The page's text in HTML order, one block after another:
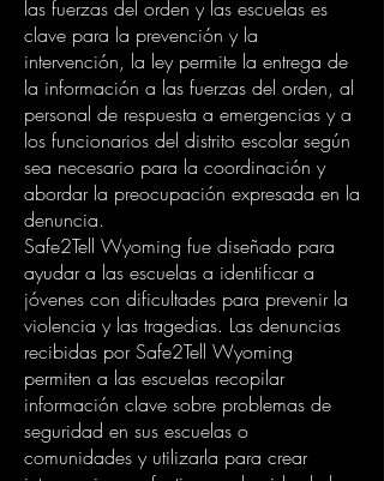
las fuerzas del orden y las escuelas es
clave para la prevención y la
intervención, la ley permite la entrega de
la información a las fuerzas del orden, al
personal de respuesta a emergencias y a
los funcionarios del distrito escolar según
sea necesario para la coordinación y
abordar la preocupación expresada en la
denuncia.
Safe2Tell Wyoming fue diseñado para
ayudar a las escuelas a identificar a
jóvenes con dificultades para prevenir la
violencia y las tragedias. Las denuncias
recibidas por Safe2Tell Wyoming
permiten a las escuelas recopilar
información clave sobre problemas de
seguridad en sus escuelas o
comunidades y utilizarla para crear